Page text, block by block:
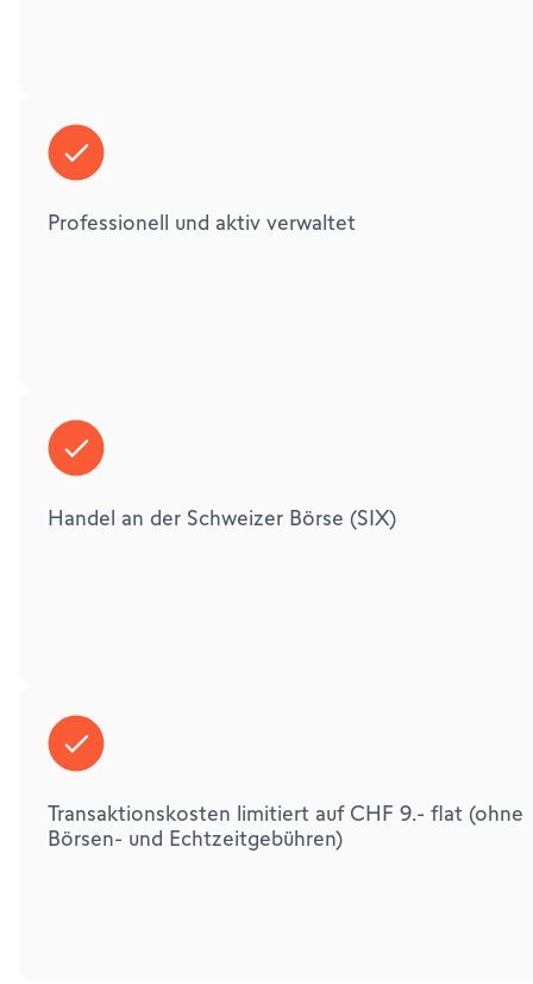
Professionell und aktiv verwaltet
Handel an der Schweizer Börse (SIX)
Transaktionskosten limitiert auf CHF 9.- flat (ohne
Börsen- und Echtzeitgebühren)